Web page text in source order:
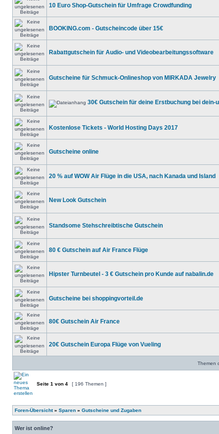
10 Euro Shop-Gutschein für Umfrage Crowdfunding
BOOKING.com - Gutscheincode über 15€
Rabattgutschein für Audio- und Videobearbeitungssoftware
Gutscheine für Schmuck-Onlineshop von MIRKADA Jewelry
30€ Gutschein für deine Erstbuchung bei dein-
Kostenlose Tickets - World Hosting Days 2017
Gutscheine online
20 % auf WOW Air Flüge in die USA, nach Kanada und Island
New Look Gutschein
Standsome Stehschreibtische Gutschein
80 € Gutschein auf Air France Flüge
Hipster Turnbeutel - 3 € Gutschein pro Kunde auf nabalin.de
Gutscheine bei shoppingvorteil.de
80€ Gutschein Air France
20€ Gutschein Europa Flüge von Vueling
Themen
Seite 1 von 4 [ 196 Themen ]
Foren-Übersicht» Sparen » Gutscheine und Zugaben
Wer ist online?